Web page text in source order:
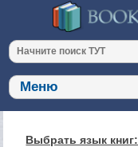
Выбрать язык книг: